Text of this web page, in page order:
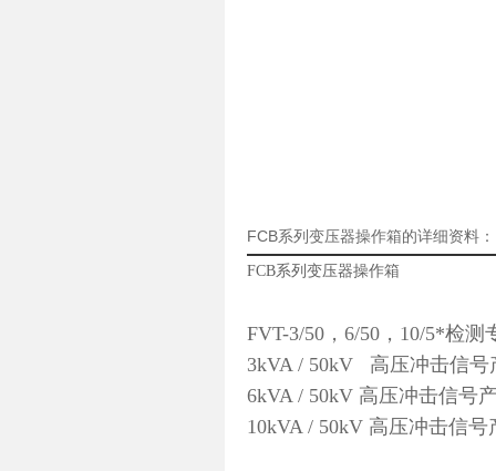
FCB系列变压器操作箱的详细资料：
FCB系列变压器操作箱
FVT-3/50，6/50，10/5*检
3kVA / 50kV 高压冲击信号
6kVA / 50kV 高压冲击信号
10kVA / 50kV 高压冲击信